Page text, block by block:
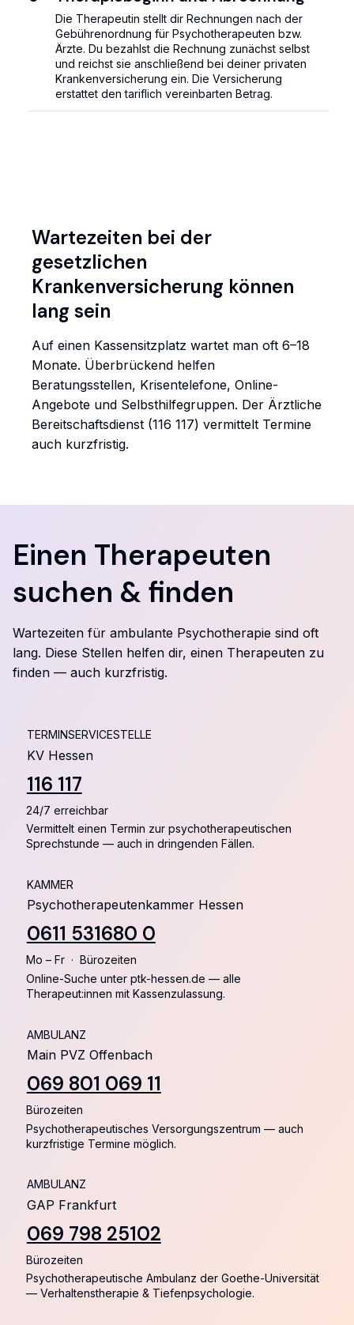
Die Therapeutin stellt dir Rechnungen nach der
Gebührenordnung für Psychotherapeuten bzw.
Ärzte. Du bezahlst die Rechnung zunächst selbst
und reichst sie anschließend bei deiner privaten
Krankenversicherung ein. Die Versicherung
erstattet den tariflich vereinbarten Betrag.
Wartezeiten bei der
gesetzlichen
Krankenversicherung können
lang sein
Auf einen Kassensitzplatz wartet man oft 6–18
Monate. Überbrückend helfen
Beratungsstellen, Krisentelefone, Online-
Angebote und Selbsthilfegruppen. Der Ärztliche
Bereitschaftsdienst (116 117) vermittelt Termine
auch kurzfristig.
Einen Therapeuten
suchen & finden
Wartezeiten für ambulante Psychotherapie sind oft
lang. Diese Stellen helfen dir, einen Therapeuten zu
finden — auch kurzfristig.
TERMINSERVICESTELLE
KV Hessen
116 117
24/7 erreichbar
Vermittelt einen Termin zur psychotherapeutischen
Sprechstunde — auch in dringenden Fällen.
KAMMER
Psychotherapeutenkammer Hessen
0611 531680 0
Mo – Fr · Bürozeiten
Online-Suche unter ptk-hessen.de — alle
Therapeut:innen mit Kassenzulassung.
AMBULANZ
Main PVZ Offenbach
069 801 069 11
Bürozeiten
Psychotherapeutisches Versorgungszentrum — auch
kurzfristige Termine möglich.
AMBULANZ
GAP Frankfurt
069 798 25102
Bürozeiten
Psychotherapeutische Ambulanz der Goethe-Universität
— Verhaltenstherapie & Tiefenpsychologie.